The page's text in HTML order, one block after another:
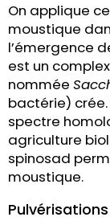
On applique
moustique
l’émergence
est un
nommée
bactérie) crée.
spectre
agriculture
spinosad
moustique.